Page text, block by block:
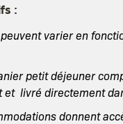
:
varier en
petit déjeuner
et livré directement
donnent